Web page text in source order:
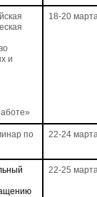
и
18-20
по
22-24
22-25